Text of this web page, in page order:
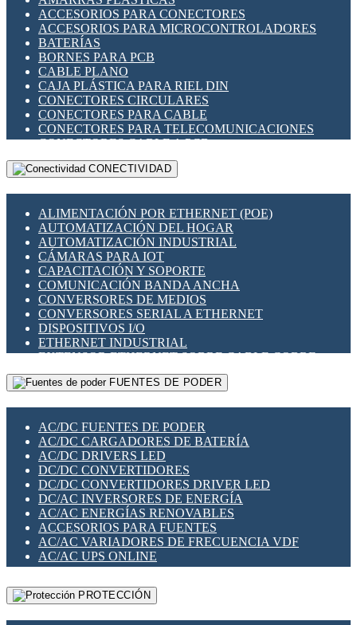
INDICADORES PARA PANEL
INTERFACES DE RELÉ
INTERRUPTORES FIN DE CARRERA
LLAVES CONMUTADORAS
MEDIDORES DE ENERGÍA Y TC'S DE CORRIENTE
MOTORES PASO A PASO
PANTALLAS HMI
PLC -CONTROLADORES LÓGICO PROGRAMABLES
PROGRAMADORES DE HORARIO
RELÉS DE PROTECCIÓN
SENSORES CAPACITIVOS
SENSORES INDUCTIVOS
TEMPORIZADORES
VARIACS
VARIADORES DE FRECUENCIA [VDF]
SECCIONADORES - INTERRUPTORES
MAQUINARIA
ACCESORIOS PARA CONECTORES
ACCESORIOS PARA MICROCONTROLADORES
BATERÍAS
BORNES PARA PCB
CABLE PLANO
CAJA PLÁSTICA PARA RIEL DIN
CONECTORES CIRCULARES
CONECTORES PARA CABLE
CONECTORES PARA TELECOMUNICACIONES
CONECTORES CABLE A PCB
CONECTORES PCB A CABLE
DIP SWITCHES
HERRAMIENTAS VARIAS
ILUMINACIÓN LED
INTERRUPTORES REED
INTERFACES DE RELÉ
OTROS RELÉS
PROTECCIÓN TÉRMICA
RELÉS AUTOMOTRICES
RELÉS DE SEÑAL
RELÉS DE ESTADO SÓLIDO SSR
RELÉS INDUSTRIALES
RELÉS MINIATURA DE POTENCIA
SENSORES MAGNÉTICOS
SWITCH Y MICROSWITCH
TARJETAS PI
UNIÓN Y DERIVACIÓN DE CABLE
CONECTIVIDAD
ALIMENTACIÓN POR ETHERNET (POE)
AUTOMATIZACIÓN DEL HOGAR
AUTOMATIZACIÓN INDUSTRIAL
CÁMARAS PARA IOT
CAPACITACIÓN Y SOPORTE
COMUNICACIÓN BANDA ANCHA
CONVERSORES DE MEDIOS
CONVERSORES SERIAL A ETHERNET
DISPOSITIVOS I/O
ETHERNET INDUSTRIAL
EXTENSOR ETHERNET SOBRE CABLE COBRE
GATEWAY LORAWAN
GESTIÓN DE REDES
PLACAS MODULARES IOT
SWITCHES Y REDES WIFI
SOLUCIONES IOT
SOLUCIONES LORAWAN
SOLUCIONES RED CELULAR
SEGURIDAD PARA REDES
SWITCHES LAN
TELEFONÍA IP (VOIP)
VIGILANCIA IP (CCTV)
MESHTASTIC
FUENTES DE PODER
AC/DC FUENTES DE PODER
AC/DC CARGADORES DE BATERÍA
AC/DC DRIVERS LED
DC/DC CONVERTIDORES
DC/DC CONVERTIDORES DRIVER LED
DC/AC INVERSORES DE ENERGÍA
AC/AC ENERGÍAS RENOVABLES
ACCESORIOS PARA FUENTES
AC/AC VARIADORES DE FRECUENCIA VDF
AC/AC UPS ONLINE
PROTECCIÓN